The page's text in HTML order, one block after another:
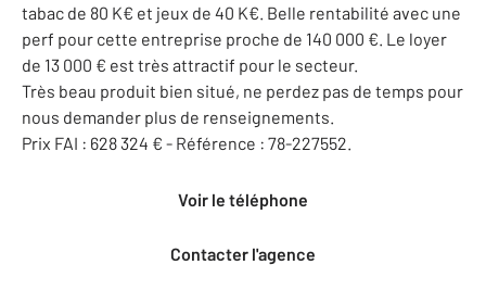
tabac de 80 K€ et jeux de 40 K€. Belle rentabilité avec une
perf pour cette entreprise proche de 140 000 €. Le loyer
de 13 000 € est très attractif pour le secteur.
Très beau produit bien situé, ne perdez pas de temps pour
nous demander plus de renseignements.
Prix FAI : 628 324 € - Référence : 78-227552.
Voir le téléphone
Contacter l'agence